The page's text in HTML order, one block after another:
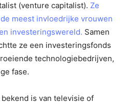
(venture capitalist). Ze
meest invloedrijke vrouwen
investeringswereld. Samen
ze een investeringsfonds
technologiebedrijven,
fase.
is van televisie of